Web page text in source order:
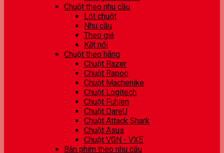
Chuột theo nhu cầu
Lót chuột
Nhu cầu
Theo giá
Kết nối
Chuột theo hãng
Chuột Razer
Chuột Rapoo
Chuột Machenike
Chuột Logitech
Chuột Fuhlen
Chuột DareU
Chuột Attack Shark
Chuột Asus
Chuột VGN - VXE
Bàn phím theo nhu cầu